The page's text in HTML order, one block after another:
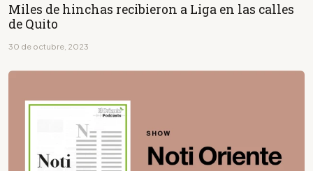
Miles de hinchas recibieron a Liga en las calles
de Quito
30 de octubre, 2023